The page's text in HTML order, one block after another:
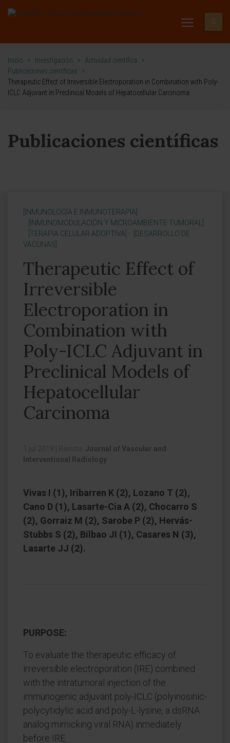
Inicio > Investigación > Actividad científica
>
Publicaciones científicas
>
Therapeutic Effect of Irreversible Electroporation in Combination with Poly-
ICLC Adjuvant in Preclinical Models of Hepatocellular Carcinoma
Publicaciones científicas
[INMUNOLOGÍA E INMUNOTERAPIA]
[INMUNOMODULACIÓN Y MICROAMBIENTE TUMORAL]
[TERAPIA CELULAR ADOPTIVA]
[DESARROLLO DE
VACUNAS]
Therapeutic Effect of
Irreversible
Electroporation in
Combination with
Poly-ICLC Adjuvant in
Preclinical Models of
Hepatocellular
Carcinoma
1 jul 2019 Revista: Journal of Vascular and
Interventional Radiology
Vivas I (1), Iribarren K (2), Lozano T (2),
Cano D (1), Lasarte-Cia A (2), Chocarro S
(2), Gorraiz M (2), Sarobe P (2), Hervás-
Stubbs S (2), Bilbao JI (1), Casares N (3),
Lasarte JJ (2).
PURPOSE:
To evaluate the therapeutic efficacy of
irreversible electroporation (IRE) combined
with the intratumoral injection of the
immunogenic adjuvant poly-ICLC (polyinosinic-
polycytidylic acid and poly-L-lysine, a dsRNA
analog mimicking viral RNA) inmediately
before IRE.